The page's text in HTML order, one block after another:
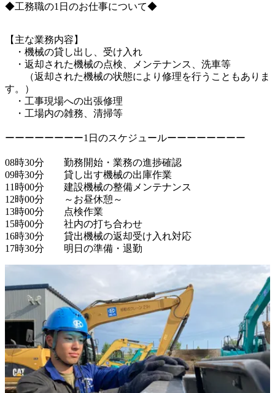
◆工務職の1日のお仕事について◆
【主な業務内容】
・機械の貸し出し、受け入れ
・返却された機械の点検、メンテナンス、洗車等
（返却された機械の状態により修理を行うこともありま
す。）
・工事現場への出張修理
・工場内の雑務、清掃等
ーーーーーーーー1日のスケジュールーーーーーーーー
08時30分　　勤務開始・業務の進捗確認
09時30分　　貸し出す機械の出庫作業
11時00分　　建設機械の整備メンテナンス
12時00分　　～お昼休憩～
13時00分　　点検作業
15時00分　　社内の打ち合わせ
16時30分　　貸出機械の返却受け入れ対応